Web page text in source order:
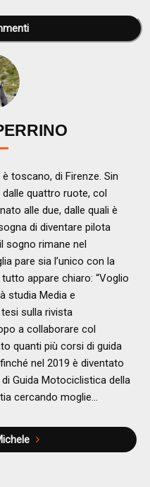
toscano, di Firenze. Sin
quattro ruote, col
alle due, dalle quali è
di diventare pilota
sogno rimane nel
pare sia l’unico con la
appare chiaro: “Voglio
studia Media e
sulla rivista
a collaborare col
quanti più corsi di guida
nel 2019 è diventato
Guida Motociclistica della
cercando moglie…